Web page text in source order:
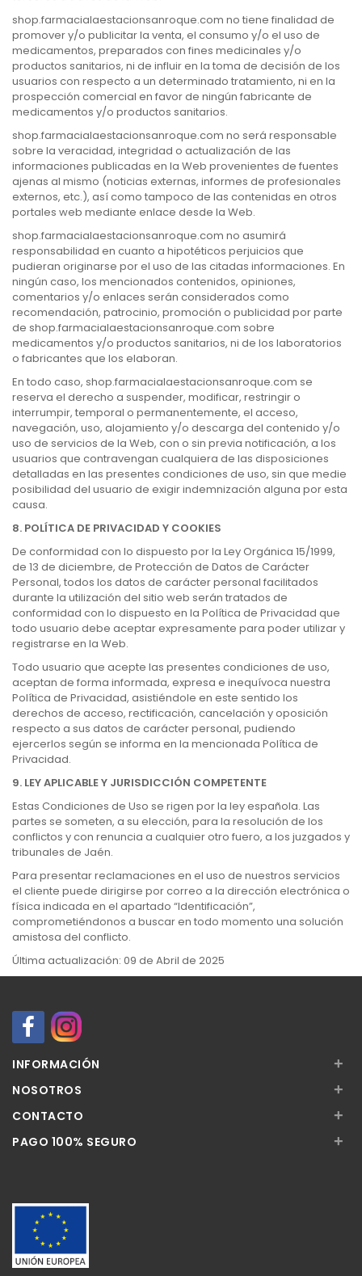
shop.farmacialaestacionsanroque.com no tiene finalidad de
promover y/o publicitar la venta, el consumo y/o el uso de
medicamentos, preparados con fines medicinales y/o
productos sanitarios, ni de influir en la toma de decisión de los
usuarios con respecto a un determinado tratamiento, ni en la
prospección comercial en favor de ningún fabricante de
medicamentos y/o productos sanitarios.
shop.farmacialaestacionsanroque.com no será responsable
sobre la veracidad, integridad o actualización de las
informaciones publicadas en la Web provenientes de fuentes
ajenas al mismo (noticias externas, informes de profesionales
externos, etc.), así como tampoco de las contenidas en otros
portales web mediante enlace desde la Web.
shop.farmacialaestacionsanroque.com no asumirá
responsabilidad en cuanto a hipotéticos perjuicios que
pudieran originarse por el uso de las citadas informaciones. En
ningún caso, los mencionados contenidos, opiniones,
comentarios y/o enlaces serán considerados como
recomendación, patrocinio, promoción o publicidad por parte
de shop.farmacialaestacionsanroque.com sobre
medicamentos y/o productos sanitarios, ni de los laboratorios
o fabricantes que los elaboran.
En todo caso, shop.farmacialaestacionsanroque.com se
reserva el derecho a suspender, modificar, restringir o
interrumpir, temporal o permanentemente, el acceso,
navegación, uso, alojamiento y/o descarga del contenido y/o
uso de servicios de la Web, con o sin previa notificación, a los
usuarios que contravengan cualquiera de las disposiciones
detalladas en las presentes condiciones de uso, sin que medie
posibilidad del usuario de exigir indemnización alguna por esta
causa.
8. POLÍTICA DE PRIVACIDAD Y COOKIES
De conformidad con lo dispuesto por la Ley Orgánica 15/1999,
de 13 de diciembre, de Protección de Datos de Carácter
Personal, todos los datos de carácter personal facilitados
durante la utilización del sitio web serán tratados de
conformidad con lo dispuesto en la Política de Privacidad que
todo usuario debe aceptar expresamente para poder utilizar y
registrarse en la Web.
Todo usuario que acepte las presentes condiciones de uso,
aceptan de forma informada, expresa e inequívoca nuestra
Política de Privacidad, asistiéndole en este sentido los
derechos de acceso, rectificación, cancelación y oposición
respecto a sus datos de carácter personal, pudiendo
ejercerlos según se informa en la mencionada Política de
Privacidad.
9. LEY APLICABLE Y JURISDICCIÓN COMPETENTE
Estas Condiciones de Uso se rigen por la ley española. Las
partes se someten, a su elección, para la resolución de los
conflictos y con renuncia a cualquier otro fuero, a los juzgados y
tribunales de Jaén.
Para presentar reclamaciones en el uso de nuestros servicios
el cliente puede dirigirse por correo a la dirección electrónica o
física indicada en el apartado “Identificación”,
comprometiéndonos a buscar en todo momento una solución
amistosa del conflicto.
Última actualización: 09 de Abril de 2025
INFORMACIÓN +
NOSOTROS +
CONTACTO +
PAGO 100% SEGURO +